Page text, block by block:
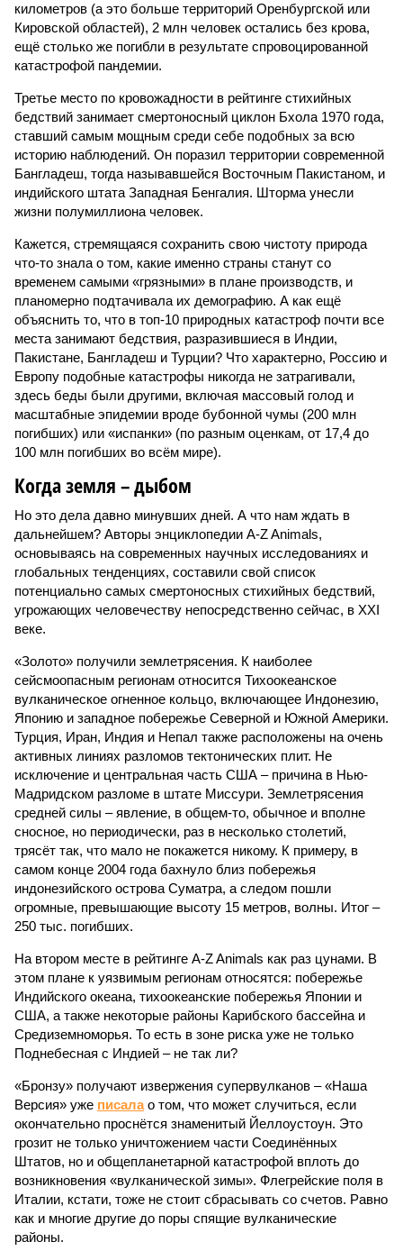
километров (а это больше территорий Оренбургской или
Кировской областей), 2 млн человек остались без крова,
ещё столько же погибли в результате спровоцированной
катастрофой пандемии.
Третье место по кровожадности в рейтинге стихийных
бедствий занимает смертоносный циклон Бхола 1970 года,
ставший самым мощным среди себе подобных за всю
историю наблюдений. Он поразил территории современной
Бангладеш, тогда называвшейся Восточным Пакистаном, и
индийского штата Западная Бенгалия. Шторма унесли
жизни полумиллиона человек.
Кажется, стремящаяся сохранить свою чистоту природа
что-то знала о том, какие именно страны станут со
временем самыми «грязными» в плане производств, и
планомерно подтачивала их демографию. А как ещё
объяснить то, что в топ-10 природных катастроф почти все
места занимают бедствия, разразившиеся в Индии,
Пакистане, Бангладеш и Турции? Что характерно, Россию и
Европу подобные катастрофы никогда не затрагивали,
здесь беды были другими, включая массовый голод и
масштабные эпидемии вроде бубонной чумы (200 млн
погибших) или «испанки» (по разным оценкам, от 17,4 до
100 млн погибших во всём мире).
Когда земля – дыбом
Но это дела давно минувших дней. А что нам ждать в
дальнейшем? Авторы энциклопедии A-Z Animals,
основываясь на современных научных исследованиях и
глобальных тенденциях, составили свой список
потенциально самых смертоносных стихийных бедствий,
угрожающих человечеству непосредственно сейчас, в XXI
веке.
«Золото» получили землетрясения. К наиболее
сейсмоопасным регионам относится Тихоокеанское
вулканическое огненное кольцо, включающее Индонезию,
Японию и западное побережье Северной и Южной Америки.
Турция, Иран, Индия и Непал также расположены на очень
активных линиях разломов тектонических плит. Не
исключение и центральная часть США – причина в Нью-
Мадридском разломе в штате Миссури. Землетрясения
средней силы – явление, в общем-то, обычное и вполне
сносное, но периодически, раз в несколько столетий,
трясёт так, что мало не покажется никому. К примеру, в
самом конце 2004 года бахнуло близ побережья
индонезийского острова Суматра, а следом пошли
огромные, превышающие высоту 15 метров, волны. Итог –
250 тыс. погибших.
На втором месте в рейтинге A-Z Animals как раз цунами. В
этом плане к уязвимым регионам относятся: побережье
Индийского океана, тихо­океанские побережья Японии и
США, а также некоторые районы Карибского бассейна и
Средиземноморья. То есть в зоне риска уже не только
Поднебесная с Индией – не так ли?
«Бронзу» получают извержения супервулканов – «Наша
Версия» уже писалао том, что может случиться, если
окончательно проснётся знаменитый Йеллоустоун. Это
грозит не только уничтожением части Соединённых
Штатов, но и общепланетарной катастрофой вплоть до
возникновения «вулканической зимы». Флегрейские поля в
Италии, кстати, тоже не стоит сбрасывать со счетов. Равно
как и многие другие до поры спящие вулканические
районы.